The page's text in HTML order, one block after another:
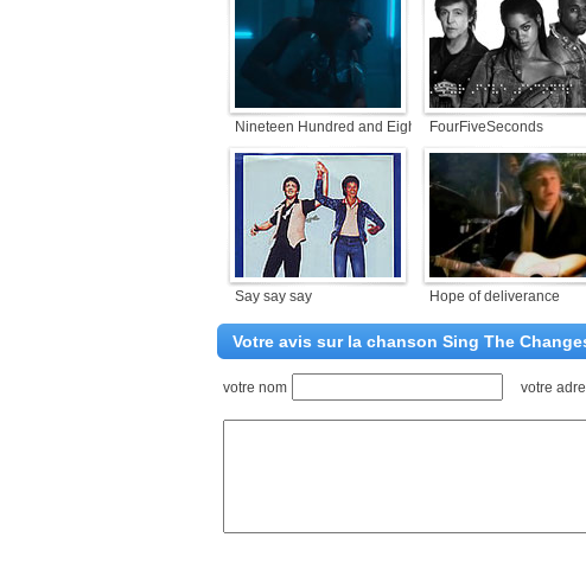
Nineteen Hundred and Eighty-FiveFourFiveSeconds
Say say say Hope of deliverance
Votre avis sur la chanson Sing The
votre nom votre